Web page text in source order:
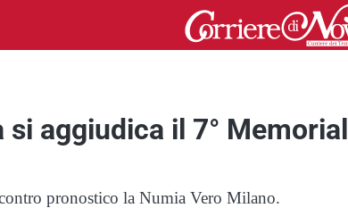
si aggiudica il 7° Memorial
pronostico la Numia Vero Milano.